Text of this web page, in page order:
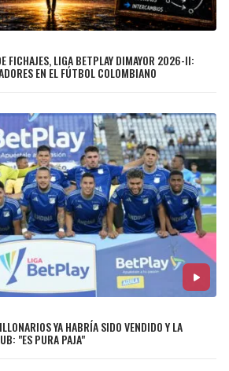
FICHAJES, LIGA BETPLAY DIMAYOR 2026-II:
EN EL FÚTBOL COLOMBIANO
YA HABRÍA SIDO VENDIDO Y LA
"ES PURA PAJA"